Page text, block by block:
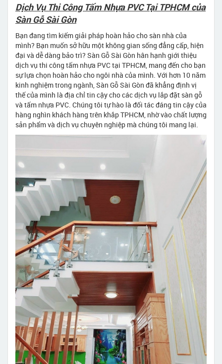
Dịch Vụ Thi Công Tấm Nhựa PVC Tại TPHCM của
Sàn Gỗ Sài Gòn
Bạn đang tìm kiếm giải pháp hoàn hảo cho sàn nhà của
mình? Bạn muốn sở hữu một không gian sống đẳng cấp, hiện
đại và dễ dàng bảo trì? Sàn Gỗ Sài Gòn hân hạnh giới thiệu
dịch vụ thi công tấm nhựa PVC tại TPHCM, mang đến cho bạn
sự lựa chọn hoàn hảo cho ngôi nhà của mình. Với hơn 10 năm
kinh nghiệm trong ngành, Sàn Gỗ Sài Gòn đã khẳng định vị
thế của mình là địa chỉ tin cậy cho các dịch vụ lắp đặt sàn gỗ
và tấm nhựa PVC. Chúng tôi tự hào là đối tác đáng tin cậy của
hàng nghìn khách hàng trên khắp TPHCM, nhờ vào chất lượng
sản phẩm và dịch vụ chuyên nghiệp mà chúng tôi mang lại.